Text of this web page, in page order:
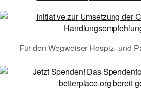
Für den Wegweiser Hospiz- und